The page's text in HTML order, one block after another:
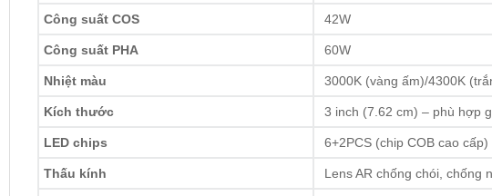
Công suất COS 42W
Công suất PHA 60W
Nhiệt màu 3000K (vàng ấm)/4300K
Kích thước 3 inch (7.62 cm) – phù hợp
LED chips 6+2PCS (chip COB cao cấp)
Thấu kính Lens AR chống chói, chống